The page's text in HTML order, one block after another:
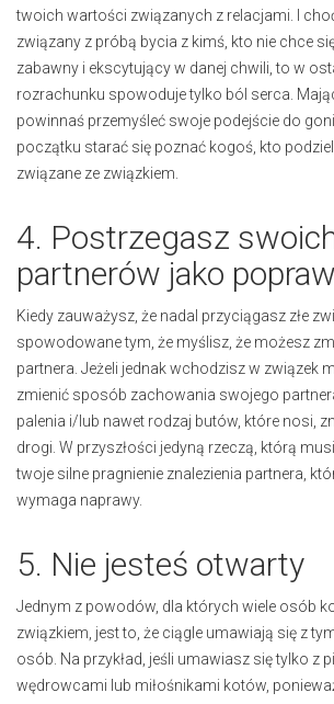
twoich wartości związanych z relacjami. I
związany z próbą bycia z kimś, kto nie chce
zabawny i ekscytujący w danej chwili, to w
rozrachunku spowoduje tylko ból serca.
powinnaś przemyśleć swoje podejście do
początku starać się poznać kogoś, kto
związane ze związkiem.
4. Postrzegasz
partnerów jako
Kiedy zauważysz, że nadal przyciągasz złe
spowodowane tym, że myślisz, że możesz
partnera. Jeżeli jednak wchodzisz w związek
zmienić sposób zachowania swojego
palenia i/lub nawet rodzaj butów, które nosi,
drogi. W przyszłości jedyną rzeczą, którą
twoje silne pragnienie znalezienia partnera,
wymaga naprawy.
5. Nie jesteś otwarty
Jednym z powodów, dla których wiele osób
związkiem, jest to, że ciągle umawiają się z
osób. Na przykład, jeśli umawiasz się tylko z
wędrowcami lub miłośnikami kotów,